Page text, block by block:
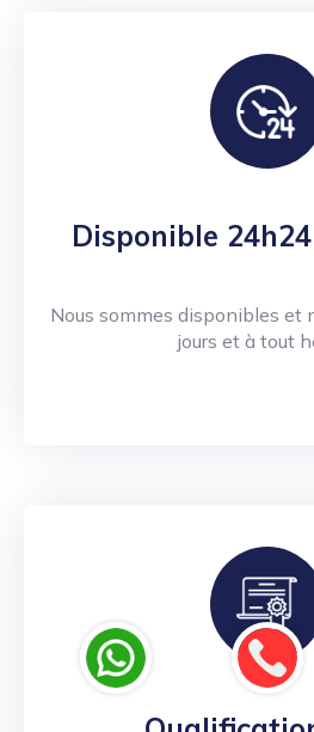
Disponible
Nous sommes disponibles et
jours et à tout